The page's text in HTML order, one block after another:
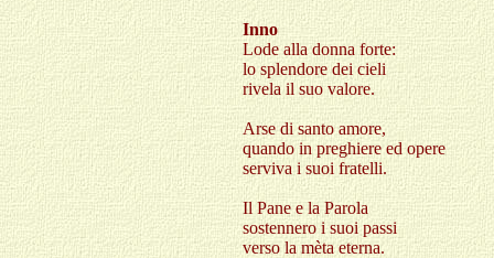
Inno
Lode alla donna forte:
lo splendore dei cieli
rivela il suo valore.
Arse di santo amore,
quando in preghiere ed opere
serviva i suoi fratelli.
Il Pane e la Parola
sostennero i suoi passi
verso la mèta eterna.